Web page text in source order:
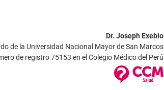
Dr. Joseph Exebio
de la Universidad Nacional Mayor de San Marcos
de registro 75153 en el Colegio Médico del Perú